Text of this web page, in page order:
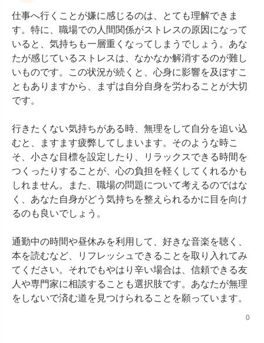
仕事へ行くことが嫌に感じるのは、とても理解できま
す。特に、職場での人間関係がストレスの原因になって
いると、気持ちも一層重くなってしまうでしょう。あな
たが感じているストレスは、なかなか解消するのが難し
いものです。この状況が続くと、心身に影響を及ぼすこ
ともありますから、まずは自分自身を労わることが大切
です。
行きたくない気持ちがある時、無理をして自分を追い込
むと、ますます疲弊してしまいます。そのような時こ
そ、小さな目標を設定したり、リラックスできる時間を
つくったりすることが、心の負担を軽くしてくれるかも
しれません。また、職場の問題について考えるのではな
く、あなた自身がどう気持ちを整えられるかに目を向け
るのも良いでしょう。
通勤中の時間や昼休みを利用して、好きな音楽を聴く、
本を読むなど、リフレッシュできることを取り入れてみ
てください。それでもやはり辛い場合は、信頼できる友
人や専門家に相談することも選択肢です。あなたが無理
をしないで済む道を見つけられることを願っています。
0